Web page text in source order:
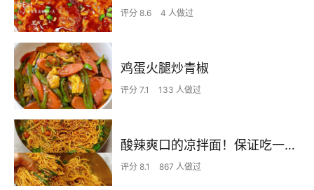
评分 8.6 4 人做过
鸡蛋火腿炒青椒
评分 7.1 133 人做过
酸辣爽口的凉拌面！保证吃一次就上瘾
评分 8.1 867 人做过